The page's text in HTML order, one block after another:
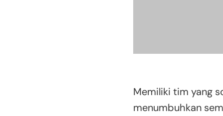
Memiliki tim yang
menumbuhkan